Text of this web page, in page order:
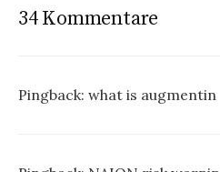
34 Kommentare
Pingback: what is augmentin